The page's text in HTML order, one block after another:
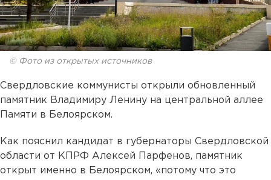
© Фото из открытых источников
Свердловские коммунисты открыли обновленный
памятник Владимиру Ленину на центральной аллее
Памяти в Белоярском.
Как пояснил кандидат в губернаторы Свердловской
области от КПРФ Алексей Парфенов, памятник
открыт именно в Белоярском, «потому что это